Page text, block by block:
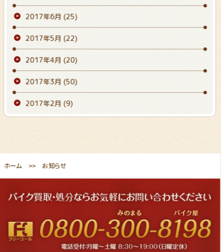
2017年6月 (25)
2017年5月 (22)
2017年4月 (20)
2017年3月 (50)
2017年2月 (9)
ホーム お知らせ